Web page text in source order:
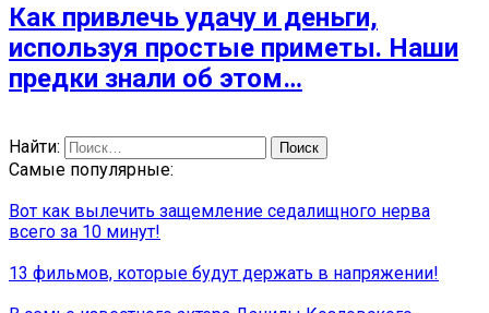
Как привлечь удачу и деньги,
используя простые приметы. Наши
предки знали об этом…
Найти:
Самые популярные:
Вот как вылечить защемление седалищного нерва
всего за 10 минут!
13 фильмов, которые будут держать в напряжении!